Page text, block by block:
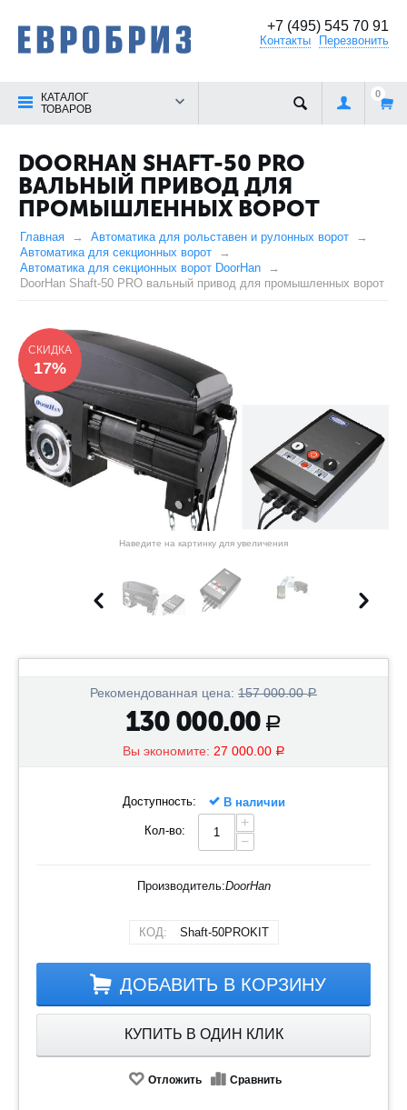
+7 (495) 545 70 91
Контакты Перезвонить
КАТАЛОГ
ТОВАРОВ
0
DOORHAN SHAFT-50 PRO
ВАЛЬНЫЙ ПРИВОД ДЛЯ
ПРОМЫШЛЕННЫХ ВОРОТ
Главная
Автоматика для рольставен и рулонных ворот
Автоматика для секционных ворот
Автоматика для секционных ворот DoorHan
DoorHan Shaft-50 PRO вальный привод для промышленных ворот
СКИДКА
17%
Наведите на картинку для увеличения
Рекомендованная цена: 157 000.00 Р
130 000.00 Р
Вы экономите: 27 000.00 Р
Доступность: В наличии
Кол-во:
+
−
Производитель:DoorHan
КОД: Shaft-50PROKIT
ДОБАВИТЬ В КОРЗИНУ
КУПИТЬ В ОДИН КЛИК
Отложить Сравнить